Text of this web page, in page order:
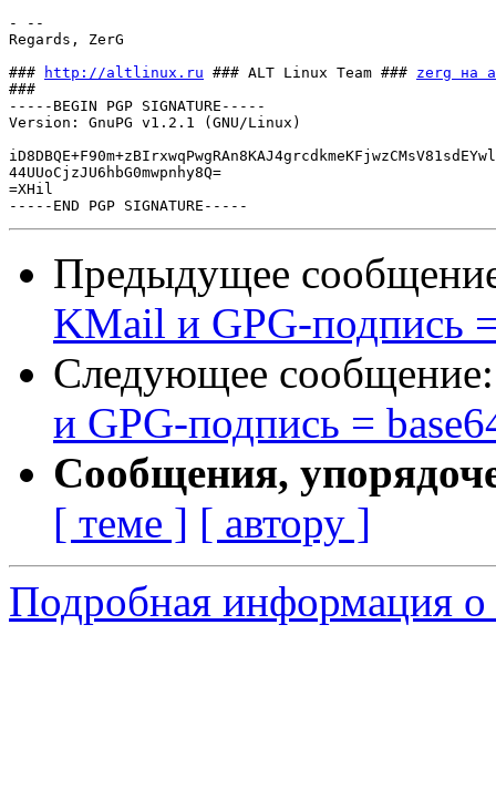
- --
Regards, ZerG
###
http://altlinux.ru ### ALT Linux Team ### zerg на
###
-----BEGIN PGP SIGNATURE-----
Version: GnuPG v1.2.1 (GNU/Linux)
44UUoCjzJU6hbG0mwpnhy8Q=
=XHil
Предыдущее
KMail и GPG-подпись
Следующее
и GPG-подпись =
Сообщения,
[ теме ] [ автору ]
Подробная информация о